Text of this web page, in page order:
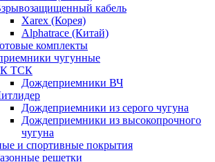
кабель
Xarex (Корея)
Alphatrace (Китай)
комплекты
чугунные
ТСК
Дождеприемники ВЧ
Дождеприемники из серого чугуна
Дождеприемники из высокопрочного
чугуна
и спортивные покрытия
решетки